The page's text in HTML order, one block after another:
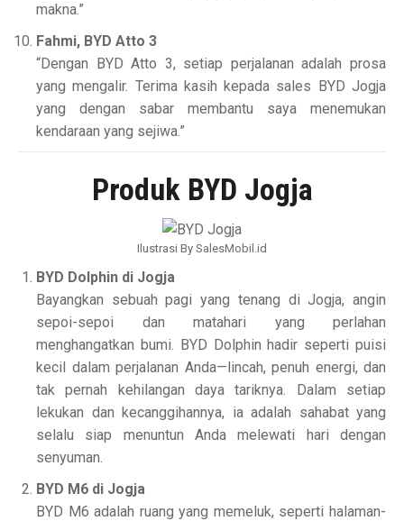
makna.”
Fahmi, BYD Atto 3
“Dengan BYD Atto 3, setiap perjalanan adalah prosa
yang mengalir. Terima kasih kepada sales BYD Jogja
yang dengan sabar membantu saya menemukan
kendaraan yang sejiwa.”
Produk BYD Jogja
Ilustrasi By SalesMobil.id
BYD Dolphin di Jogja
Bayangkan sebuah pagi yang tenang di Jogja, angin
sepoi-sepoi dan matahari yang perlahan
menghangatkan bumi. BYD Dolphin hadir seperti puisi
kecil dalam perjalanan Anda—lincah, penuh energi, dan
tak pernah kehilangan daya tariknya. Dalam setiap
lekukan dan kecanggihannya, ia adalah sahabat yang
selalu siap menuntun Anda melewati hari dengan
senyuman.
BYD M6 di Jogja
BYD M6 adalah ruang yang memeluk, seperti halaman-